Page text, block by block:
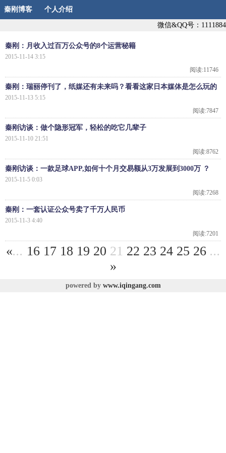
秦刚博客 个人介绍
微信&QQ号：1111884
秦刚：月收入过百万公众号的8个运营秘籍
2015-11-14 3:15
阅读:11746
秦刚：瑞丽停刊了，纸媒还有未来吗？看看这家日本媒体是怎么玩的
2015-11-13 5:15
阅读:7847
秦刚访谈：做个隐形冠军，轻松的吃它几辈子
2015-11-10 21:51
阅读:8762
秦刚访谈：一款足球APP,如何十个月交易额从3万发展到3000万 ？
2015-11-5 0:03
阅读:7268
秦刚：一套认证公众号卖了千万人民币
2015-11-3 4:40
阅读:7201
«... 16 17 18 19 20 21 22 23 24 25 26 ...
»
powered by www.iqingang.com